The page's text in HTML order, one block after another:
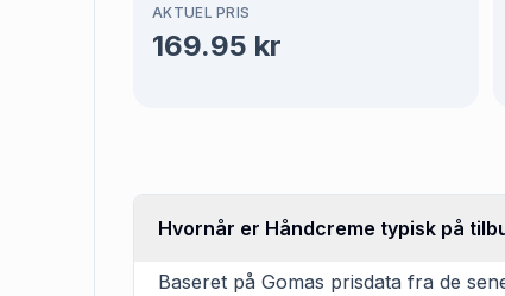
AKTUEL PRIS
169.95 kr
Hvornår er Håndcreme typisk på
Baseret på Gomas prisdata fra de